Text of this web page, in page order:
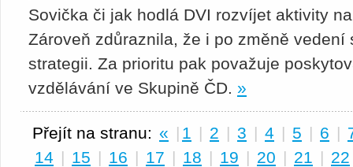
Sovička či jak hodlá DVI rozvíjet aktivity
Zároveň zdůraznila, že i po změně vedení
strategii. Za prioritu pak považuje
vzdělávání ve Skupině ČD. »
Přejít na stranu: « | 1 | 2 | 3 | 4 | 5 | 6 |
14 | 15 | 16 | 17 | 18 | 19 | 20 | 21 | 22